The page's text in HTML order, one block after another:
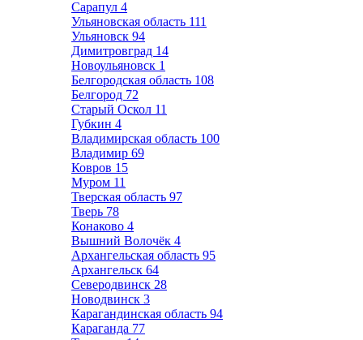
Сарапул 4
Ульяновская область 111
Ульяновск 94
Димитровград 14
Новоульяновск 1
Белгородская область 108
Белгород 72
Старый Оскол 11
Губкин 4
Владимирская область 100
Владимир 69
Ковров 15
Муром 11
Тверская область 97
Тверь 78
Конаково 4
Вышний Волочёк 4
Архангельская область 95
Архангельск 64
Северодвинск 28
Новодвинск 3
Карагандинская область 94
Караганда 77